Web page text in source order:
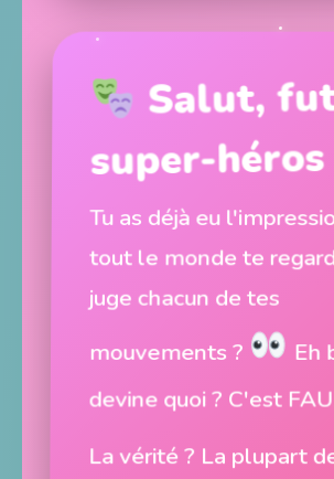
Salut,
super-héros
Tu as déjà eu
tout le monde te
juge chacun de tes
mouvements ? Eh
devine quoi ? C'est
La vérité ? La plupart